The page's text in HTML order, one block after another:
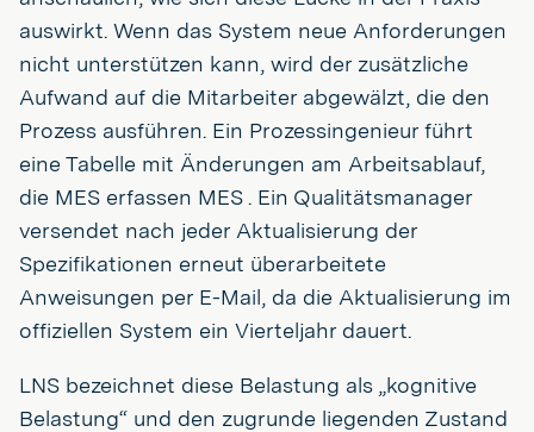
auswirkt. Wenn das System neue Anforderungen
nicht unterstützen kann, wird der zusätzliche
Aufwand auf die Mitarbeiter abgewälzt, die den
Prozess ausführen. Ein Prozessingenieur führt
eine Tabelle mit Änderungen am Arbeitsablauf,
die MES erfassen MES . Ein Qualitätsmanager
versendet nach jeder Aktualisierung der
Spezifikationen erneut überarbeitete
Anweisungen per E-Mail, da die Aktualisierung im
offiziellen System ein Vierteljahr dauert.
LNS bezeichnet diese Belastung als „kognitive
Belastung“ und den zugrunde liegenden Zustand